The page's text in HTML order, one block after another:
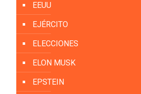
EEUU
EJÉRCITO
ELECCIONES
ELON MUSK
EPSTEIN